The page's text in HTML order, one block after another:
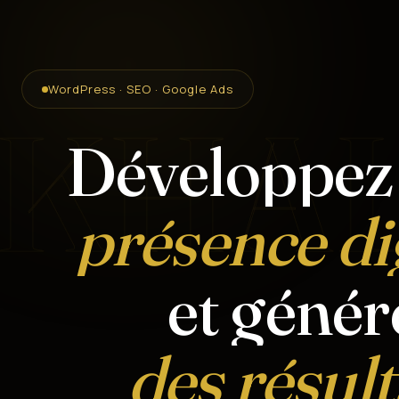
WordPress · SEO · Google Ads
présence
et
des